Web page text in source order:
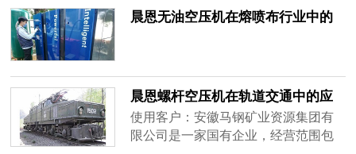
捷，新能源公交的基本运行安全也得
晨恩拥有30余项国家级专利，同时获
得欧盟CE、GCCA质量安全、
IS09001质量管理体系、高新技术企业
等认证，产品远销欧洲、美洲、大洋
晨恩无油空压机在熔喷布行业中的
晨恩螺杆空压机在轨道交通中的应
用
使用客户：安徽马钢矿业资源集团有
限公司是一家国有企业，经营范围包